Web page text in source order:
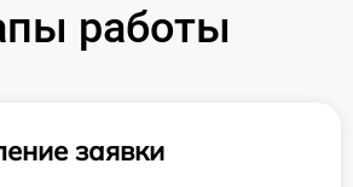
работы
заявки